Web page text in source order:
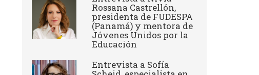
Rossana Castrellón,
presidenta de FUDESPA
(Panamá) y mentora de
Jóvenes Unidos por la
Educación
Entrevista a Sofía